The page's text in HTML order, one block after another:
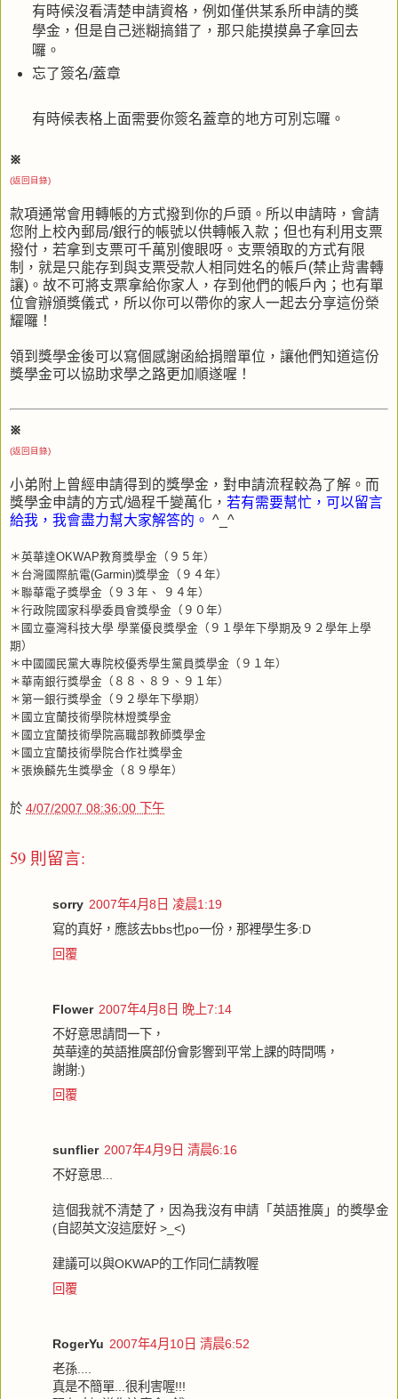
有時候沒看清楚申請資格，例如僅供某系所申請的獎
學金，但是自己迷糊搞錯了，那只能摸摸鼻子拿回去
囉。
忘了簽名/蓋章
有時候表格上面需要你簽名蓋章的地方可別忘囉。
※
(返回目錄)
款項通常會用轉帳的方式撥到你的戶頭。所以申請時，會請
您附上校內郵局/銀行的帳號以供轉帳入款；但也有利用支票
撥付，若拿到支票可千萬別傻眼呀。支票領取的方式有限
制，就是只能存到與支票受款人相同姓名的帳戶(禁止背書轉
讓)。故不可將支票拿給你家人，存到他們的帳戶內；也有單
位會辦頒獎儀式，所以你可以帶你的家人一起去分享這份榮
耀囉！
領到獎學金後可以寫個感謝函給捐贈單位，讓他們知道這份
獎學金可以協助求學之路更加順遂喔！
※
(返回目錄)
小弟附上曾經申請得到的獎學金，對申請流程較為了解。而
獎學金申請的方式/過程千變萬化， 若有需要幫忙，可以留言
給我，我會盡力幫大家解答的。 ^_^
＊英華達OKWAP教育獎學金（９５年）
＊台灣國際航電(Garmin)獎學金（９４年）
＊聯華電子獎學金（９３年、 ９４年）
＊行政院國家科學委員會獎學金（９０年）
＊國立臺灣科技大學 學業優良獎學金（９１學年下學期及９２學年上學
期）
＊中國國民黨大專院校優秀學生黨員獎學金（９１年）
＊華南銀行獎學金（８８、８９、９１年）
＊第一銀行獎學金（９２學年下學期）
＊國立宜蘭技術學院林燈獎學金
＊國立宜蘭技術學院高職部教師獎學金
＊國立宜蘭技術學院合作社獎學金
＊張煥麟先生獎學金（８９學年）
於 4/07/2007 08:36:00 下午
59 則留言:
sorry 2007年4月8日 凌晨1:19
寫的真好，應該去bbs也po一份，那裡學生多:D
回覆
Flower 2007年4月8日 晚上7:14
不好意思請問一下，
英華達的英語推廣部份會影響到平常上課的時間嗎，
謝謝:)
回覆
sunflier 2007年4月9日 清晨6:16
不好意思...
這個我就不清楚了，因為我沒有申請「英語推廣」的獎學金
(自認英文沒這麼好 >_<)
建議可以與OKWAP的工作同仁請教喔
回覆
RogerYu 2007年4月10日 清晨6:52
老孫....
真是不簡單...很利害喔!!!